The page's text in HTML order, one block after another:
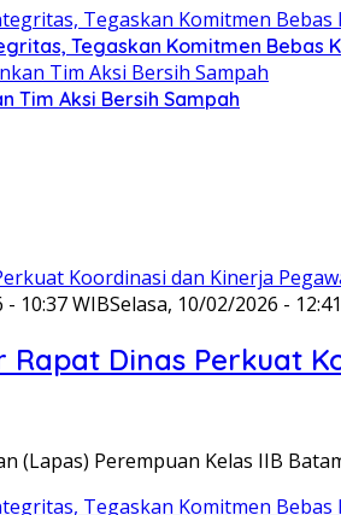
Tegaskan Komitmen Bebas
Tim Aksi Bersih Sampah
10:37 WIBSelasa, 10/02/2026 -
Rapat Dinas Perkuat
(Lapas) Perempuan Kelas IIB